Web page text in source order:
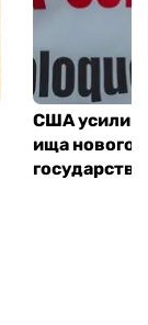
США
ища нового